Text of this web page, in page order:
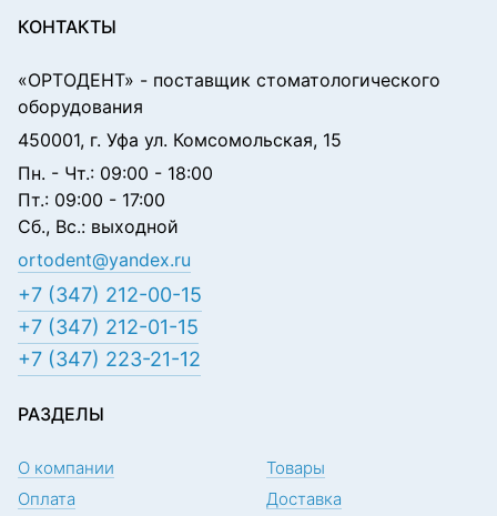
КОНТАКТЫ
«ОРТОДЕНТ» - поставщик стоматологического
оборудования
450001, г. Уфа ул. Комсомольская, 15
Пн. - Чт.: 09:00 - 18:00
Пт.: 09:00 - 17:00
Сб., Вс.: выходной
ortodent@yandex.ru
+7 (347) 212-00-15
+7 (347) 212-01-15
+7 (347) 223-21-12
РАЗДЕЛЫ
О компании
Товары
Оплата
Доставка